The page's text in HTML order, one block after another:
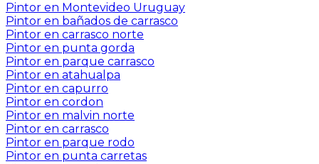
Pintor en Montevideo Uruguay
Pintor en bañados de carrasco
Pintor en carrasco norte
Pintor en punta gorda
Pintor en parque carrasco
Pintor en atahualpa
Pintor en capurro
Pintor en cordon
Pintor en malvin norte
Pintor en carrasco
Pintor en parque rodo
Pintor en punta carretas